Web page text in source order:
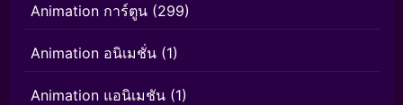
Animation การ์ตูน (299)
Animation อนิเมชั่น (1)
Animation แอนิเมชัน (1)